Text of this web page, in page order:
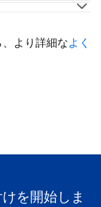
より詳細なよく
を開始しま